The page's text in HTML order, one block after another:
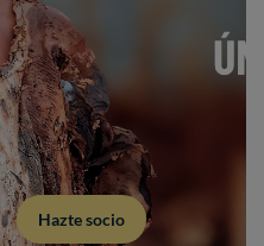
Hazte socio